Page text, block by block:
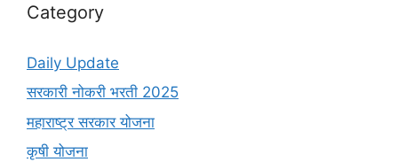
Category
Daily Update
सरकारी नोकरी भरती 2025
महाराष्ट्र सरकार योजना
कृषी योजना